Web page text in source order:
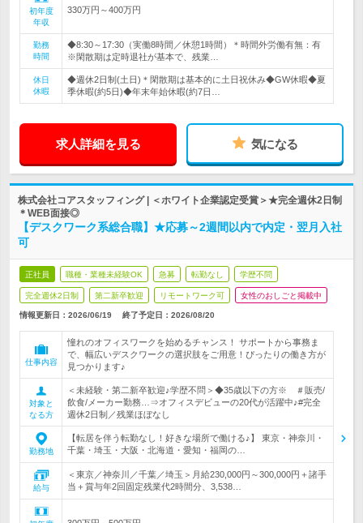
初年度
年収
330万円～400万円
勤務
時間
◆8:30～17:30（実働8時間／休憩1時間）＊時間外労働有無：有
※閑散期は定時退社が基本で、残業…
休日
休暇
◆週休2日制(土日)＊閑散期は基本的に土日祝休み◆GW休暇◆夏
季休暇(約5日)◆年末年始休暇(約7日…
求人詳細を見る 気になる
株式会社コアスタッフィング | ＜ホワイト企業認定受賞＞★完全週休2日制
＊WEB面接◎
【デスクワーク系総合職】★応募～2週間以内で内定・翌月入社
可
正社員 職種・業種未経験OK 急募 転勤なし 学歴不問
完全週休2日制 第二新卒歓迎 リモートワーク可 女性のおしごと掲載中
情報更新日：2026/06/19 終了予定日： 2026/08/20
仕事内容
憧れのオフィスワークを始めるチャンス！ サポートから事務ま
で、幅広いデスクワークの選択肢をご用意！ぴったりの働き方が
見つかります♪
対象と
なる方
＜未経験・第二新卒歓迎♪学歴不問＞◆35歳以下の方※ ＃販売/
飲食/メーカー勤務…⇒オフィスデビューの20代が活躍中♪#完全
週休2日制／残業ほぼなし
勤務地
【転居を伴う転勤なし！好きな場所で働ける♪】 東京・神奈川・
千葉・埼玉・大阪・北海道・愛知・福岡の…
給与
＜東京／神奈川／千葉／埼玉＞月給230,000円～300,000円＋諸手
当＋賞与年2回固定残業代2時間分、3,538…